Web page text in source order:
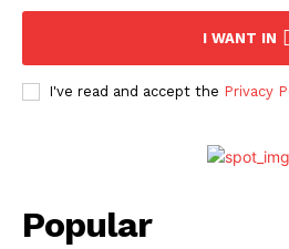
I WANT IN
I've read and accept the Privacy
Popular